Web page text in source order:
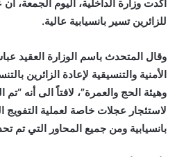
أكدت وزارة الداخلية، اليوم الجمعة،
للزائرين تسير بانسيابية عالية.
وقال المتحدث باسم الوزارة العقيد
الأمنية والتنسيقية لإعادة الزائرين
وهيئة الحج والعمرة”، لافتاً الى أنه
لاستئجار عجلات خاصة لعملية التفويج
بانسيابية ومن جميع المحاور التي تم